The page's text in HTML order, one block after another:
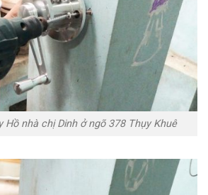
Hồ nhà chị Dinh ở ngõ 378 Thụy Khuê